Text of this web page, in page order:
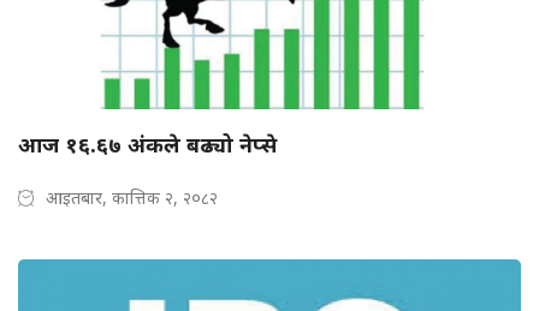
आज १६.६७ अंकले बढ्यो नेप्से
आइतबार, कात्तिक २, २०८२